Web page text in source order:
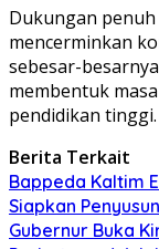
Dukungan
mencerminkan
sebesar-
membentuk
pendidikan
Berita Terkait
Bappeda Kaltim
Siapkan
Gubernur Buka